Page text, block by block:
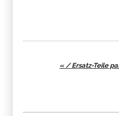
« / Ersatz-Teile